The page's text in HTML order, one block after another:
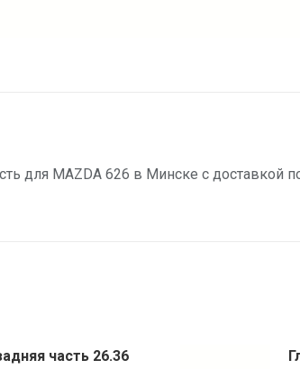
для MAZDA 626 в Минске с доставкой
часть 26.36